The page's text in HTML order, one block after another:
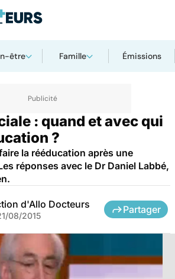
être Famille Émissions
neurologiques
: quand et avec qui
?
la rééducation après une
réponses avec le Dr Daniel Labbé,
d'Allo Docteurs
08/2015
Partager